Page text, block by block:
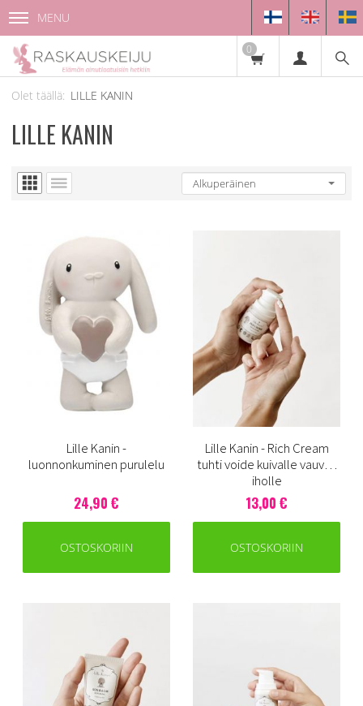
MENU
0
LILLE KANIN
LILLE KANIN
Lille Kanin -
luonnonkuminen purulelu
24,90 €
OSTOSKORIIN
Lille Kanin - Rich Cream
tuhti voide kuivalle vauvan
iholle
13,00 €
OSTOSKORIIN